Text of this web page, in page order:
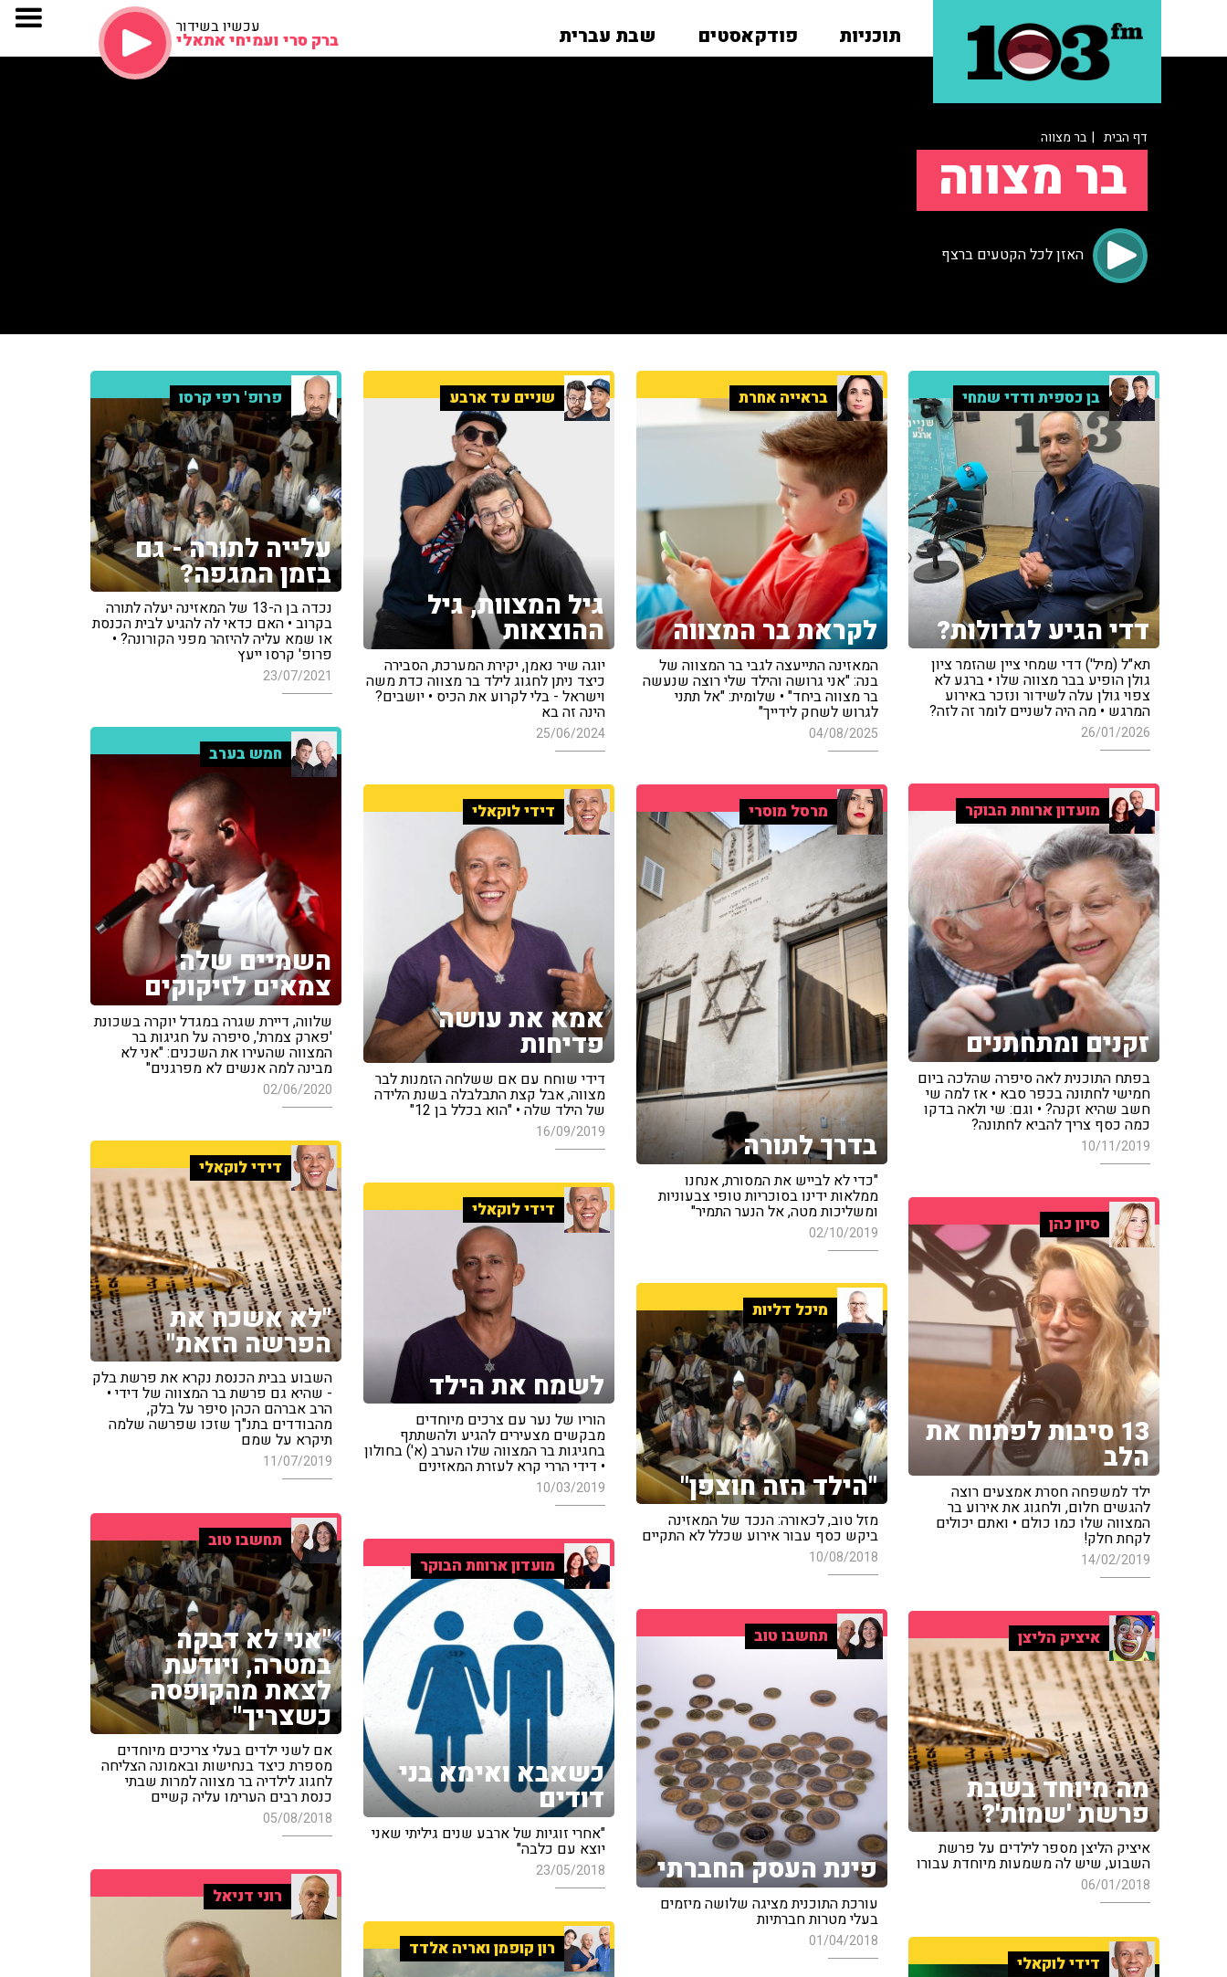
תוכניות פודקאסטים שבת עברית עכשיו בשידור
ברק סרי ועמיחי אתאלי
דף הבית | בר מצווה
בר מצווה
האזן לכל הקטעים ברצף
בן כספית ודדי שמחי
דדי הגיע לגדולות?
תא"ל (מיל') דדי שמחי ציין שהזמר ציון
גולן הופיע בבר מצווה שלו • ברגע לא
צפוי גולן עלה לשידור ונזכר באירוע
המרגש • מה היה לשניים לומר זה לזה?
26/01/2026
בראייה אחרת
לקראת בר המצווה
המאזינה התייעצה לגבי בר המצווה של
בנה: "אני גרושה והילד שלי רוצה שנעשה
בר מצווה ביחד" • שלומית: "אל תתני
לגרוש לשחק לידייך"
04/08/2025
שניים עד ארבע
גיל המצוות, גיל
ההוצאות
יוגה שיר נאמן, יקירת המערכת, הסבירה
כיצד ניתן לחגוג לילד בר מצווה כדת משה
וישראל - בלי לקרוע את הכיס • יושבים?
הינה זה בא
25/06/2024
פרופ' רפי קרסו
עלייה לתורה - גם
בזמן המגפה?
נכדה בן ה-13 של המאזינה יעלה לתורה
בקרוב • האם כדאי לה להגיע לבית הכנסת
או שמא עליה להיזהר מפני הקורונה? •
פרופ' קרסו ייעץ
23/07/2021
חמש בערב
השמיים שלה
צמאים לזיקוקים
שלווה, דיירת שגרה במגדל יוקרה בשכונת
'פארק צמרת', סיפרה על חגיגות בר
המצווה שהעירו את השכנים: "אני לא
מבינה למה אנשים לא מפרגנים"
02/06/2020
מועדון ארוחת הבוקר
זקנים ומתחתנים
בפתח התוכנית לאה סיפרה שהלכה ביום
חמישי לחתונה בכפר סבא • אז למה שי
חשב שהיא זקנה? • וגם: שי ולאה בדקו
כמה כסף צריך להביא לחתונה?
10/11/2019
מרסל מוסרי
בדרך לתורה
"כדי לא לבייש את המסורת, אנחנו
ממלאות ידינו בסוכריות טופי צבעוניות
ומשליכות מטה, אל הנער התמיר"
02/10/2019
דידי לוקאלי
אמא את עושה
פדיחות
דידי שוחח עם אם ששלחה הזמנות לבר
מצווה, אבל קצת התבלבלה בשנת הלידה
של הילד שלה • "הוא בכלל בן 12"
16/09/2019
דידי לוקאלי
"לא אשכח את
הפרשה הזאת"
השבוע בבית הכנסת נקרא את פרשת בלק
- שהיא גם פרשת בר המצווה של דידי •
הרב אברהם הכהן סיפר על בלק,
מהבודדים בתנ"ך שזכו שפרשה שלמה
תיקרא על שמם
11/07/2019
דידי לוקאלי
לשמח את הילד
הוריו של נער עם צרכים מיוחדים
מבקשים מצעירים להגיע ולהשתתף
בחגיגות בר המצווה שלו הערב (א') בחולון
• דידי הררי קרא לעזרת המאזינים
10/03/2019
סיון כהן
13 סיבות לפתוח את
הלב
ילד למשפחה חסרת אמצעים רוצה
להגשים חלום, ולחגוג את אירוע בר
המצווה שלו כמו כולם • ואתם יכולים
לקחת חלק!
14/02/2019
מיכל דליות
"הילד הזה חוצפן"
מזל טוב, לכאורה: הנכד של המאזינה
ביקש כסף עבור אירוע שכלל לא התקיים
10/08/2018
תחשבו טוב
"אני לא דבקה
במטרה, ויודעת
לצאת מהקופסה
כשצריך"
אם לשני ילדים בעלי צריכים מיוחדים
מספרת כיצד בנחישות ובאמונה הצליחה
לחגוג לילדיה בר מצווה למרות שבתי
כנסת רבים הערימו עליה קשיים
05/08/2018
מועדון ארוחת הבוקר
כשאבא ואימא בני
דודים
"אחרי זוגיות של ארבע שנים גיליתי שאני
יוצא עם כלבה"
23/05/2018
תחשבו טוב
פינת העסק החברתי
עורכת התוכנית מציגה שלושה מיזמים
בעלי מטרות חברתיות
01/04/2018
איציק הליצן
מה מיוחד בשבת
פרשת 'שמות'?
איציק הליצן מספר לילדים על פרשת
השבוע, שיש לה משמעות מיוחדת עבורו
06/01/2018 רוני דניאל
רון קופמן ואריה אלדד
דידי לוקאלי